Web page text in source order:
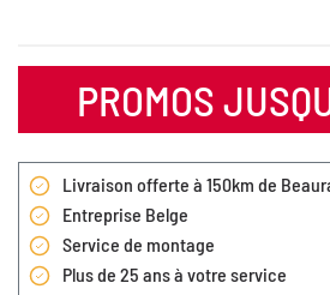
PROMOS
Livraison offerte à 150km de
Entreprise Belge
Service de montage
Plus de 25 ans à votre service